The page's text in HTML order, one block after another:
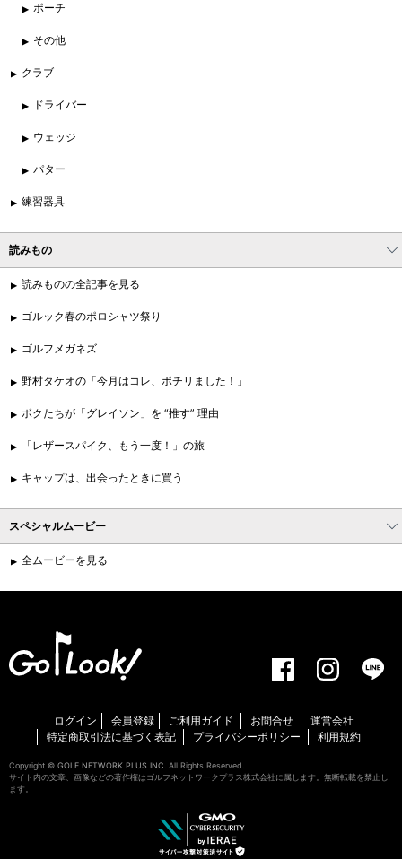
ポーチ
その他
クラブ
ドライバー
ウェッジ
パター
練習器具
読みもの
読みものの全記事を見る
ゴルック春のポロシャツ祭り
ゴルフメガネズ
野村タケオの「今月はコレ、ポチリました！」
ボクたちが「グレイソン」を “推す” 理由
「レザースパイク、もう一度！」の旅
キャップは、出会ったときに買う
スペシャルムービー
全ムービーを見る
ログイン 会員登録 ご利用ガイド お問合せ
運営会社
特定商取引法に基づく表記
プライバシーポリシー 利用規約
Copyright © GOLF NETWORK PLUS INC. All Rights Reserved.
サイト内の文章、画像などの著作権はゴルフネットワークプラス株式会社に属します。無断転載を禁止し
ます。